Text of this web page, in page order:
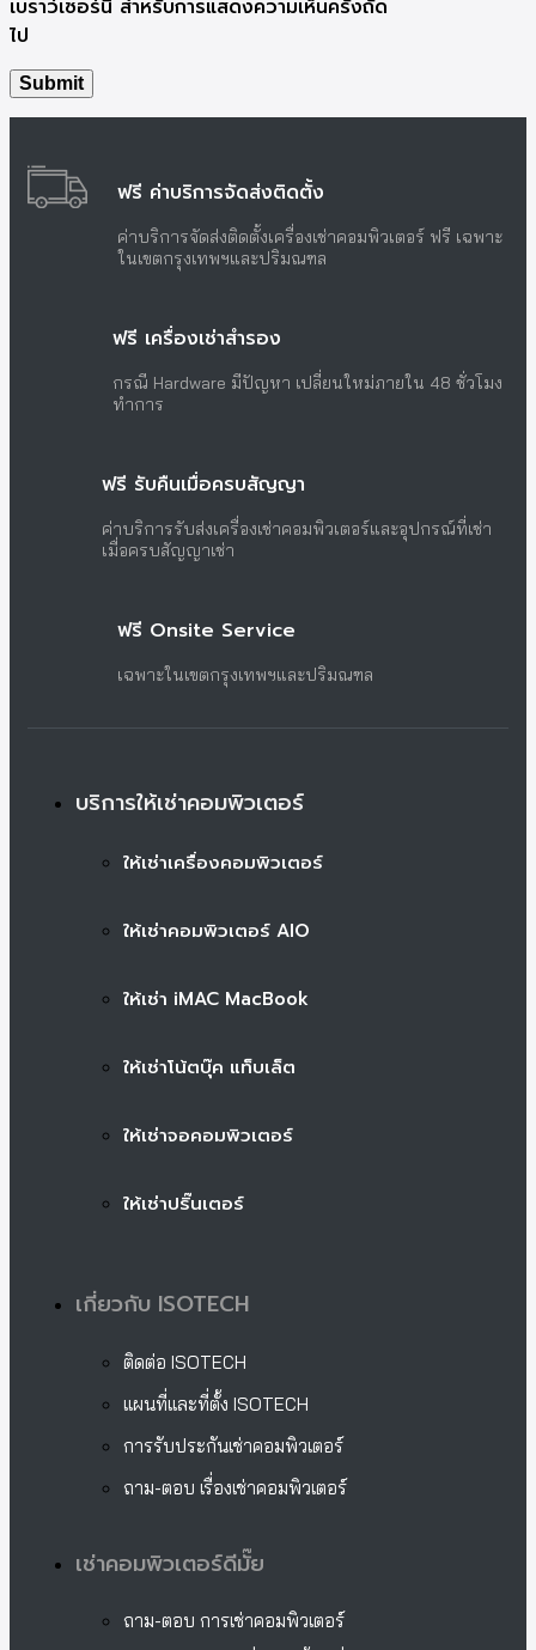
เบราว์เซอร์นี้ สำหรับการแสดงความเห็นครั้งถัด
ไป
ฟรี ค่าบริการจัดส่งติดตั้ง
ค่าบริการจัดส่งติดตั้งเครื่องเช่าคอมพิวเตอร์ ฟรี เฉพาะ
ในเขตกรุงเทพฯและปริมณฑล
ฟรี เครื่องเช่าสำรอง
กรณี Hardware มีปัญหา เปลี่ยนใหม่ภายใน 48 ชั่วโมง
ทำการ
ฟรี รับคืนเมื่อครบสัญญา
ค่าบริการรับส่งเครื่องเช่าคอมพิวเตอร์และอุปกรณ์ที่เช่า
เมื่อครบสัญญาเช่า
ฟรี Onsite Service
เฉพาะในเขตกรุงเทพฯและปริมณฑล
บริการให้เช่าคอมพิวเตอร์
ให้เช่าเครื่องคอมพิวเตอร์
ให้เช่าคอมพิวเตอร์ AIO
ให้เช่า iMAC MacBook
ให้เช่าโน้ตบุ๊ค แท็บเล็ต
ให้เช่าจอคอมพิวเตอร์
ให้เช่าปริ๊นเตอร์
เกี่ยวกับ ISOTECH
ติดต่อ ISOTECH
แผนที่และที่ตั้ง ISOTECH
การรับประกันเช่าคอมพิวเตอร์
ถาม-ตอบ เรื่องเช่าคอมพิวเตอร์
เช่าคอมพิวเตอร์ดีมั๊ย
ถาม-ตอบ การเช่าคอมพิวเตอร์